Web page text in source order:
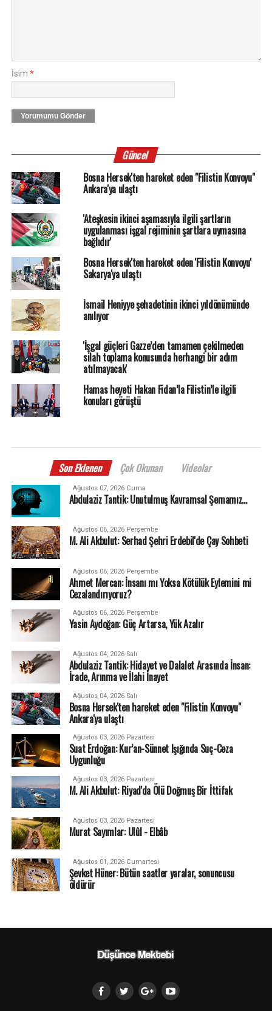
İsim *
Yorumumu Gönder
Güncel
Bosna Hersek'ten hareket eden "Filistin Konvoyu"
Ankara'ya ulaştı
'Ateşkesin ikinci aşamasıyla ilgili şartların
uygulanması işgal rejiminin şartlara uymasına
bağlıdır'
Bosna Hersek'ten hareket eden 'Filistin Konvoyu'
Sakarya'ya ulaştı
İsmail Heniyye şehadetinin ikinci yıldönümünde
anılıyor
'İşgal güçleri Gazze’den tamamen çekilmeden
silah toplama konusunda herhangi bir adım
atılmayacak'
Hamas heyeti Hakan Fidan’la Filistin’le ilgili
konuları görüştü
Son Eklenen Çok Okunan Videolar
Ağustos 07, 2026 Cuma
Abdulaziz Tantik: Unutulmuş Kavramsal Şemamız…
Ağustos 06, 2026 Perşembe
M. Ali Akbulut: Serhad Şehri Erdebil'de Çay Sohbeti
Ağustos 06, 2026 Perşembe
Ahmet Mercan: İnsanı mı Yoksa Kötülük Eylemini mi
Cezalandırıyoruz?
Ağustos 06, 2026 Perşembe
Yasin Aydoğan: Güç Artarsa, Yük Azalır
Ağustos 04, 2026 Salı
Abdulaziz Tantik: Hidayet ve Dalalet Arasında İnsan:
İrade, Arınma ve İlahi İnayet
Ağustos 04, 2026 Salı
Bosna Hersek'ten hareket eden "Filistin Konvoyu"
Ankara'ya ulaştı
Ağustos 03, 2026 Pazartesi
Suat Erdoğan: Kur’an-Sünnet Işığında Suç-Ceza
Uygunluğu
Ağustos 03, 2026 Pazartesi
M. Ali Akbulut: Riyad'da Ölü Doğmuş Bir İttifak
Ağustos 03, 2026 Pazartesi
Murat Sayımlar: Ulûl - Elbâb
Ağustos 01, 2026 Cumartesi
Şevket Hüner: Bütün saatler yaralar, sonuncusu
öldürür